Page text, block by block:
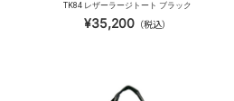
TK84 レザーラージトート ブラック
¥35,200 （税込）